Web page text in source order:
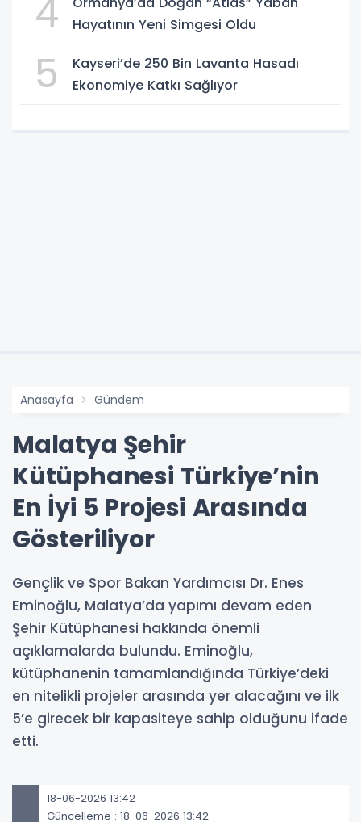
4
Hayatının Yeni Simgesi Oldu
5
Kayseri’de 250 Bin Lavanta Hasadı
Ekonomiye Katkı Sağlıyor
Anasayfa Gündem
Malatya Şehir
Kütüphanesi Türkiye’nin
En İyi 5 Projesi Arasında
Gösteriliyor
Gençlik ve Spor Bakan Yardımcısı Dr. Enes
Eminoğlu, Malatya’da yapımı devam eden
Şehir Kütüphanesi hakkında önemli
açıklamalarda bulundu. Eminoğlu,
kütüphanenin tamamlandığında Türkiye’deki
en nitelikli projeler arasında yer alacağını ve ilk
5’e girecek bir kapasiteye sahip olduğunu ifade
etti.
18-06-2026 13:42
Güncelleme : 18-06-2026 13:42